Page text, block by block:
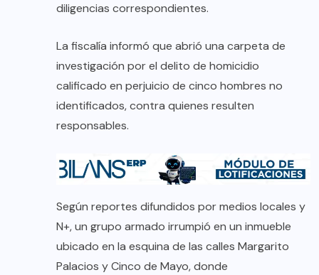
diligencias correspondientes.
La fiscalía informó que abrió una carpeta de
investigación por el delito de homicidio
calificado en perjuicio de cinco hombres no
identificados, contra quienes resulten
responsables.
Según reportes difundidos por medios locales y
N+, un grupo armado irrumpió en un inmueble
ubicado en la esquina de las calles Margarito
Palacios y Cinco de Mayo, donde